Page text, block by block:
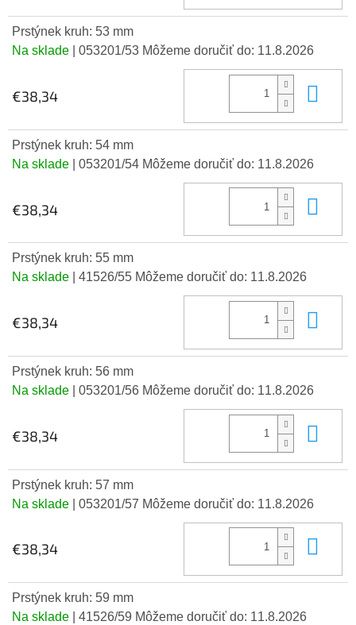
Prstýnek kruh: 53 mm
Na sklade
| 053201/53 Môžeme doručiť do: 11.8.2026
€38,34
Prstýnek kruh: 54 mm
Na sklade
| 053201/54 Môžeme doručiť do: 11.8.2026
€38,34
Prstýnek kruh: 55 mm
Na sklade
| 41526/55 Môžeme doručiť do: 11.8.2026
€38,34
Prstýnek kruh: 56 mm
Na sklade
| 053201/56 Môžeme doručiť do: 11.8.2026
€38,34
Prstýnek kruh: 57 mm
Na sklade
| 053201/57 Môžeme doručiť do: 11.8.2026
€38,34
Prstýnek kruh: 59 mm
Na sklade
| 41526/59 Môžeme doručiť do: 11.8.2026